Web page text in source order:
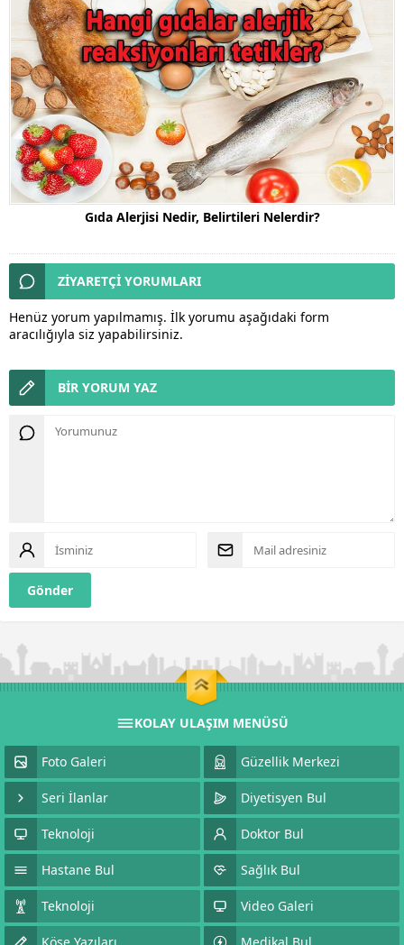
Gıda Alerjisi Nedir, Belirtileri Nelerdir?
ZİYARETÇİ YORUMLARI
Henüz yorum yapılmamış. İlk yorumu aşağıdaki form
aracılığıyla siz yapabilirsiniz.
BİR YORUM YAZ
KOLAY ULAŞIM MENÜSÜ
Foto Galeri Güzellik Merkezi
Seri İlanlar Diyetisyen Bul
Teknoloji Doktor Bul
Hastane Bul Sağlık Bul
Teknoloji Video Galeri